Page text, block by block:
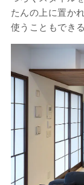
たんの上に置か
使うこともできる